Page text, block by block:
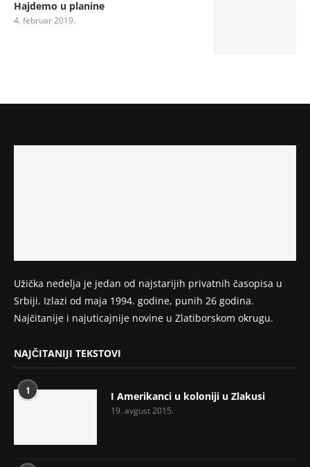
Hajdemo u planine
4. februar 2019.
Užička nedelja je jedan od najstarijih privatnih časopisa u
Srbiji. Izlazi od maja 1994. godine, punih 26 godina.
Najčitanije i najuticajnije novine u Zlatiborskom okrugu.
NAJČITANIJI TEKSTOVI
1 I Amerikanci u koloniji u Zlakusi
19. avgust 2015.